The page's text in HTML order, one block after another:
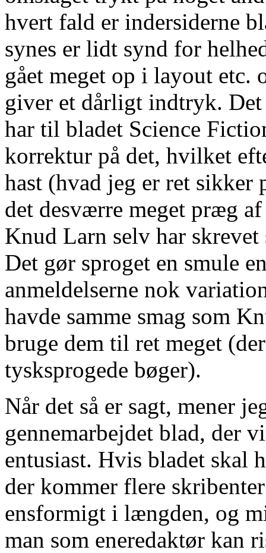
hvert fald er indersiderne
synes er lidt synd for
gået meget op i layout etc.
giver et dårligt indtryk. Det
har til bladet Science
korrektur på det, hvilket
hast (hvad jeg er ret
det desværre meget præg
Knud Larn selv har skrevet
Det gør sproget en smule
anmeldelserne nok
havde samme smag som
bruge dem til ret meget
tysksprogede bøger).
Når det så er sagt, mener
gennemarbejdet blad, der
entusiast. Hvis bladet skal
der kommer flere
ensformigt i længden, og
man som eneredaktør kan